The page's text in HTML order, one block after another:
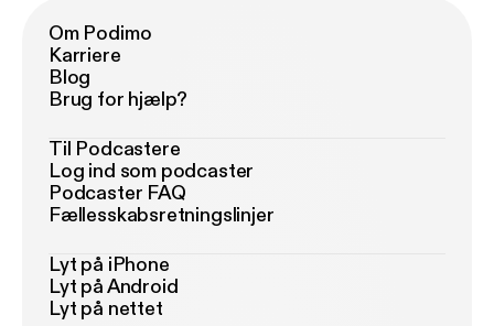
Om Podimo
Karriere
Blog
Brug for hjælp?
Til Podcastere
Log ind som podcaster
Podcaster FAQ
Fællesskabsretningslinjer
Lyt på iPhone
Lyt på Android
Lyt på nettet